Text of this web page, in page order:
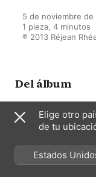
5 de noviembre de
1 pieza, 4 minutos
℗ 2013 Réjean
Del álbum
Elige otro
de tu
Estados
México)